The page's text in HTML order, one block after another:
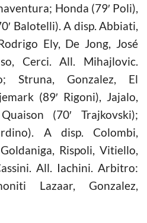
Honda (79′ Poli),
Balotelli). A disp. Abbiati,
Ely, De Jong, José
Cerci. All. Mihajlovic.
Struna, Gonzalez, El
(89′ Rigoni), Jajalo,
(70′ Trajkovski);
A disp. Colombi,
Rispoli, Vitiello,
All. Iachini. Arbitro:
Lazaar, Gonzalez,